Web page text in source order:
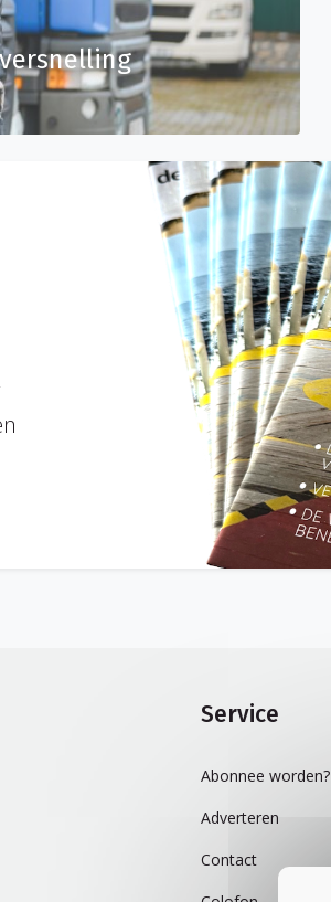
Service
Abonnee worden?
Adverteren
Contact